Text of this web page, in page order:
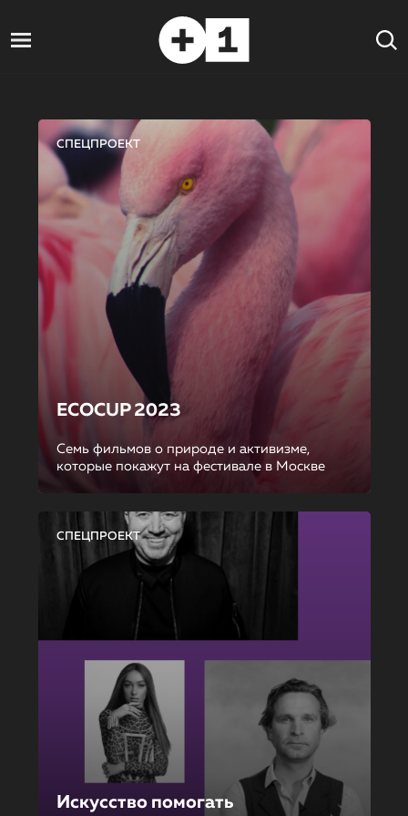
СПЕЦПРОЕКТ
ECOCUP 2023
Семь фильмов о природе и активизме,
которые покажут на фестивале в Москве
СПЕЦПРОЕКТ
Искусство помогать